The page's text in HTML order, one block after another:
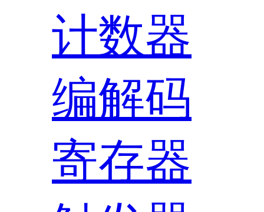
计数器
编解码
寄存器